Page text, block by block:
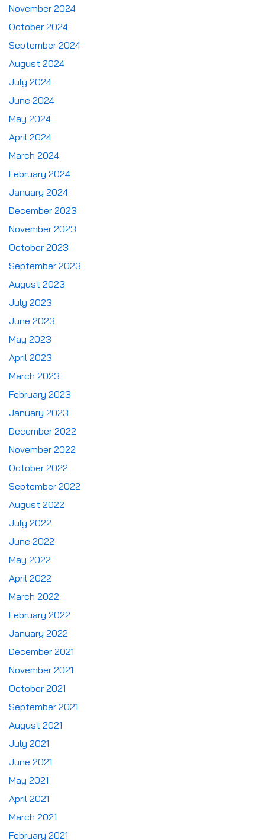
November 2024
October 2024
September 2024
August 2024
July 2024
June 2024
May 2024
April 2024
March 2024
February 2024
January 2024
December 2023
November 2023
October 2023
September 2023
August 2023
July 2023
June 2023
May 2023
April 2023
March 2023
February 2023
January 2023
December 2022
November 2022
October 2022
September 2022
August 2022
July 2022
June 2022
May 2022
April 2022
March 2022
February 2022
January 2022
December 2021
November 2021
October 2021
September 2021
August 2021
July 2021
June 2021
May 2021
April 2021
March 2021
February 2021